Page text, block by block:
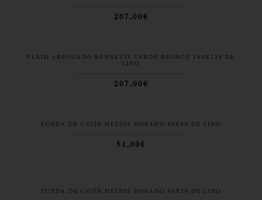
207,00€
PLAID ARRUGADO BENNEVIS VERDE BRONCE 140X250 DE
LINO
207,00€
FUNDA DE COJÍN HELIOS DORADO 40X60 DE LINO
51,00€
FUNDA DE COJÍN HELIOS DORADO 30X50 DE LINO